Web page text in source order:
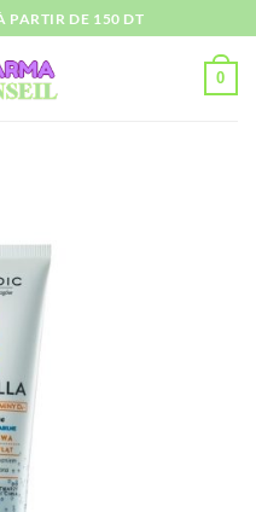
PARTIR DE 150 DT
0